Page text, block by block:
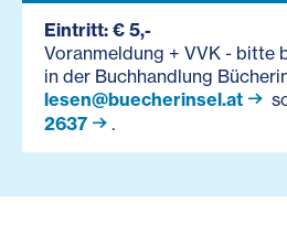
Eintritt: € 5,-
Voranmeldung + VVK - bitte
in der Buchhandlung
lesen@buecherinsel.at
2637
.